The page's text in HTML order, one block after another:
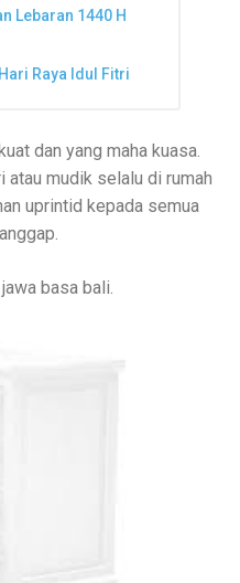
Lebaran 1440 H
Raya Idul Fitri
dan yang maha kuasa.
atau mudik selalu di rumah
uprintid kepada semua
basa bali.